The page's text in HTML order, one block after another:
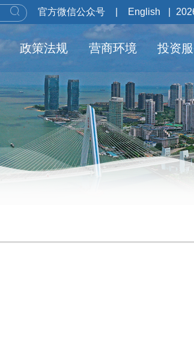
官方微信公众号 English
政策法规 营商环境 投资